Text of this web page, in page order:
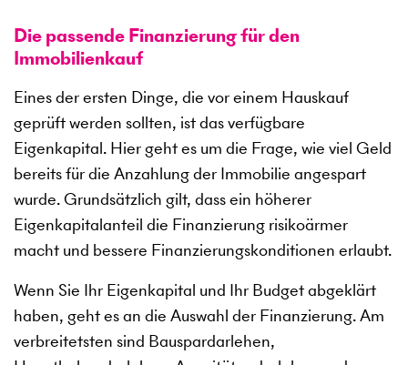
Die passende Finanzierung für den
Immobilienkauf
Eines der ersten Dinge, die vor einem Hauskauf
geprüft werden sollten, ist das verfügbare
Eigenkapital. Hier geht es um die Frage, wie viel Geld
bereits für die Anzahlung der Immobilie angespart
wurde. Grundsätzlich gilt, dass ein höherer
Eigenkapitalanteil die Finanzierung risikoärmer
macht und bessere Finanzierungskonditionen erlaubt.
Wenn Sie Ihr Eigenkapital und Ihr Budget abgeklärt
haben, geht es an die Auswahl der Finanzierung. Am
verbreitetsten sind Bauspardarlehen,